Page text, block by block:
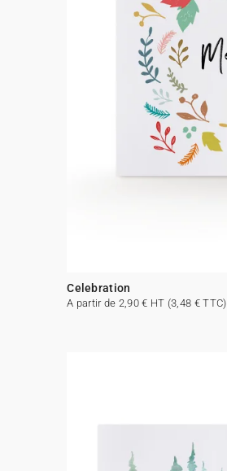
Celebration
A partir de 2,90 € HT (3,48 € TTC)